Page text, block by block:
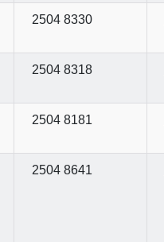
2504 8330
2504 8318
2504 8181
2504 8641